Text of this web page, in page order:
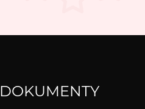
DOKUMENTY